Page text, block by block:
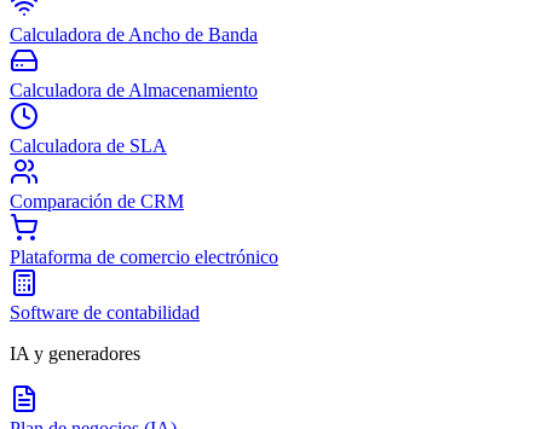
Calculadora de Ancho de Banda
Calculadora de Almacenamiento
Calculadora de SLA
Comparación de CRM
Plataforma de comercio electrónico
Software de contabilidad
IA y generadores